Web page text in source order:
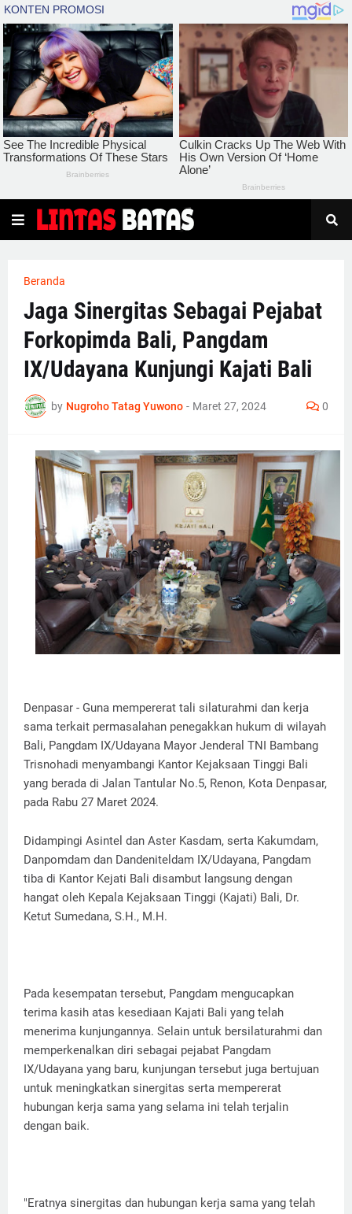
Beranda
Jaga Sinergitas Sebagai Pejabat
Forkopimda Bali, Pangdam
IX/Udayana Kunjungi Kajati Bali
by Nugroho Tatag Yuwono - Maret 27, 2024 0
Denpasar - Guna mempererat tali silaturahmi dan kerja
sama terkait permasalahan penegakkan hukum di wilayah
Bali, Pangdam IX/Udayana Mayor Jenderal TNI Bambang
Trisnohadi menyambangi Kantor Kejaksaan Tinggi Bali
yang berada di Jalan Tantular No.5, Renon, Kota Denpasar,
pada Rabu 27 Maret 2024.
Didampingi Asintel dan Aster Kasdam, serta Kakumdam,
Danpomdam dan Dandeniteldam IX/Udayana, Pangdam
tiba di Kantor Kejati Bali disambut langsung dengan
hangat oleh Kepala Kejaksaan Tinggi (Kajati) Bali, Dr.
Ketut Sumedana, S.H., M.H.
Pada kesempatan tersebut, Pangdam mengucapkan
terima kasih atas kesediaan Kajati Bali yang telah
menerima kunjungannya. Selain untuk bersilaturahmi dan
memperkenalkan diri sebagai pejabat Pangdam
IX/Udayana yang baru, kunjungan tersebut juga bertujuan
untuk meningkatkan sinergitas serta mempererat
hubungan kerja sama yang selama ini telah terjalin
dengan baik.
"Eratnya sinergitas dan hubungan kerja sama yang telah